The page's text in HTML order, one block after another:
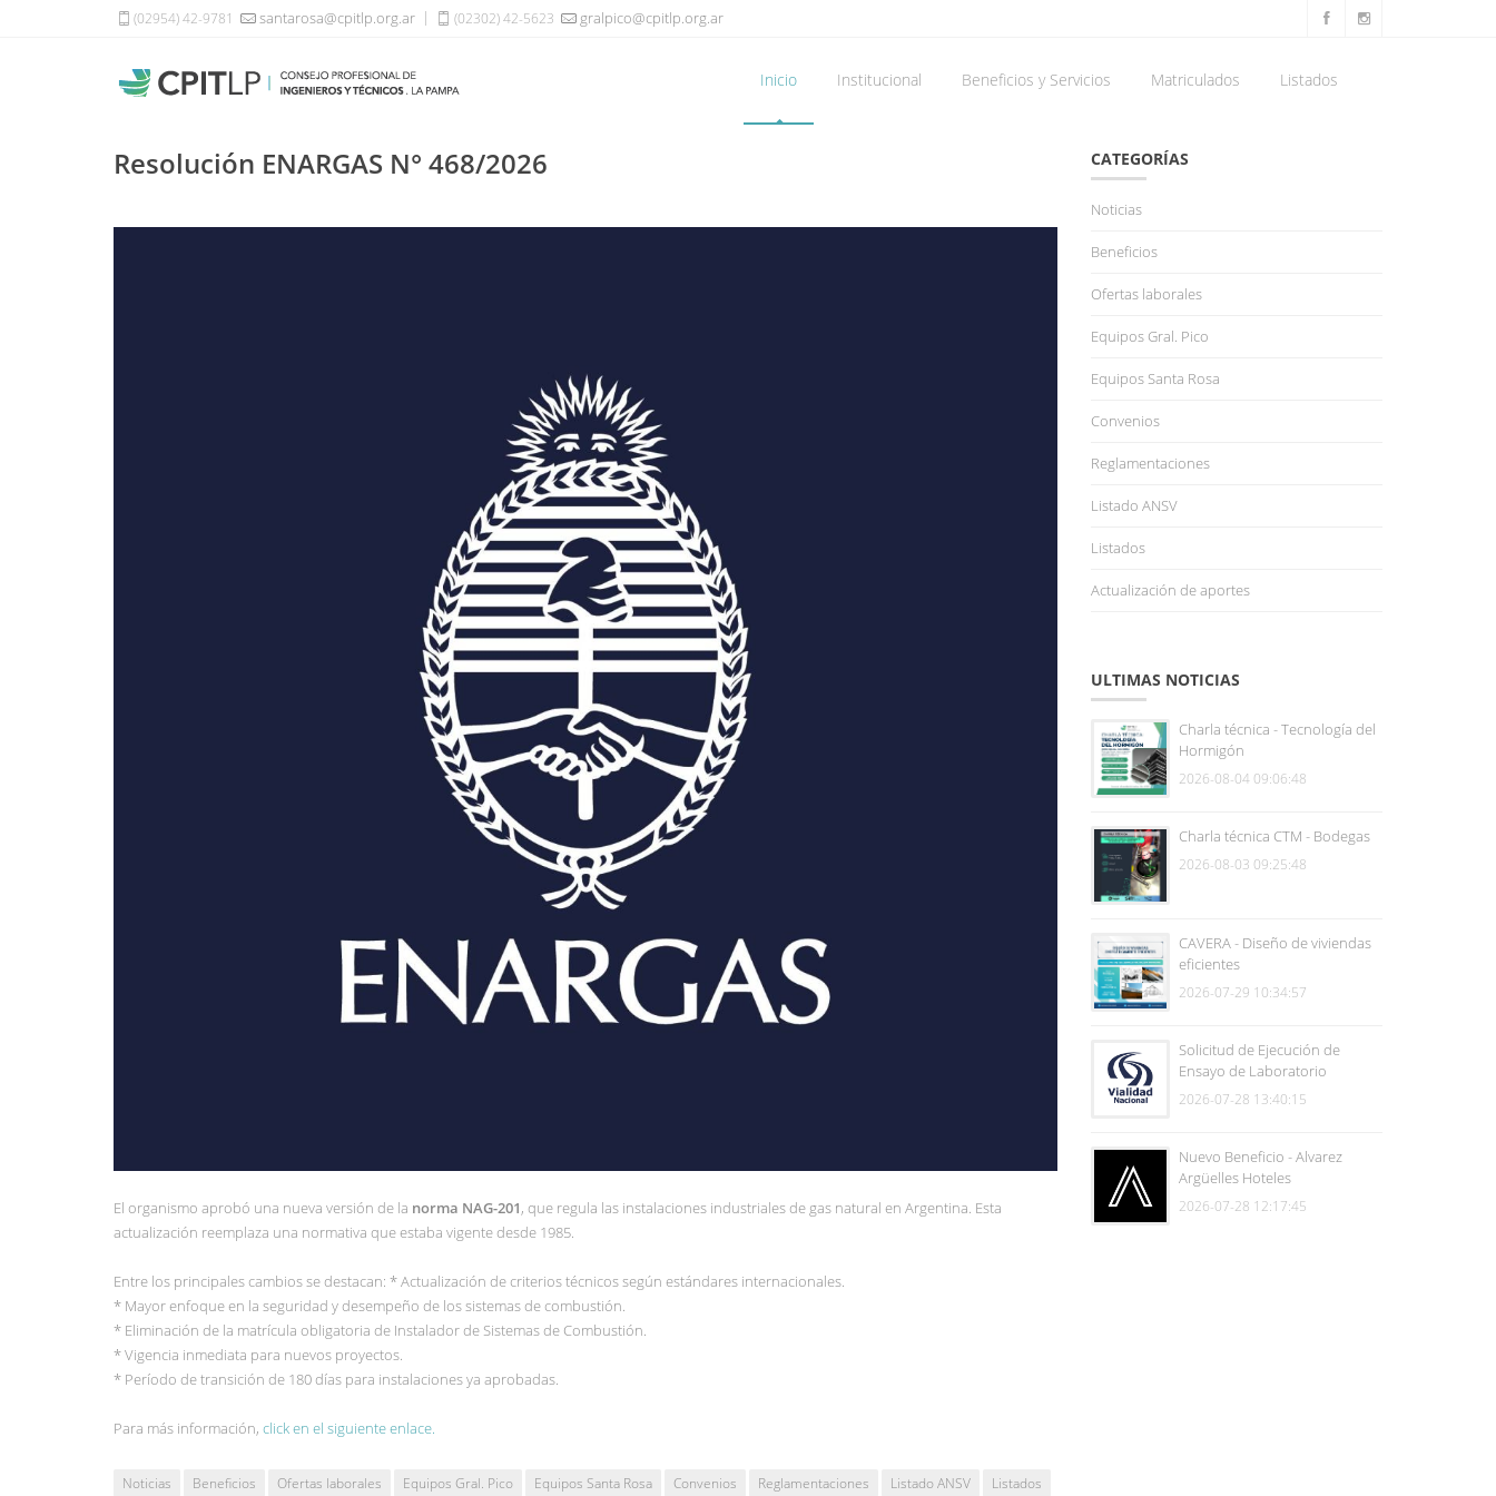
(02954) 42-9781 santarosa@cpitlp.org.ar (02302) 42-5623 gralpico@cpitlp.org.ar
Inicio Institucional Beneficios y Servicios Matriculados Listados
Resolución ENARGAS N° 468/2026
El organismo aprobó una nueva versión de la norma NAG-201, que regula las instalaciones industriales de gas natural en Argentina. Esta
actualización reemplaza una normativa que estaba vigente desde 1985.
Entre los principales cambios se destacan: * Actualización de criterios técnicos según estándares internacionales.
* Mayor enfoque en la seguridad y desempeño de los sistemas de combustión.
* Eliminación de la matrícula obligatoria de Instalador de Sistemas de Combustión.
* Vigencia inmediata para nuevos proyectos.
* Período de transición de 180 días para instalaciones ya aprobadas.
Para más información, click en el siguiente enlace.
Noticias Beneficios Ofertas laborales Equipos Gral. Pico Equipos Santa Rosa Convenios Reglamentaciones Listado ANSV
Listados
CATEGORÍAS
Noticias
Beneficios
Ofertas laborales
Equipos Gral. Pico
Equipos Santa Rosa
Convenios
Reglamentaciones
Listado ANSV
Listados
Actualización de aportes
ULTIMAS NOTICIAS
Charla técnica - Tecnología del
Hormigón
2026-08-04 09:06:48
Charla técnica CTM - Bodegas
2026-08-03 09:25:48
CAVERA - Diseño de viviendas
eficientes
2026-07-29 10:34:57
Solicitud de Ejecución de
Ensayo de Laboratorio
2026-07-28 13:40:15
Nuevo Beneficio - Alvarez
Argüelles Hoteles
2026-07-28 12:17:45